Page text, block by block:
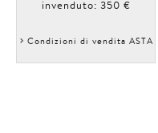
invenduto: 350 €
Condizioni di vendita ASTA